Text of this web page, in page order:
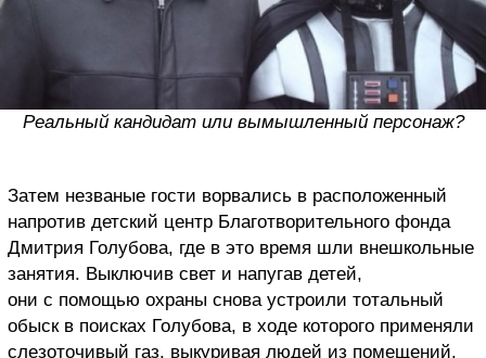
Реальный кандидат или вымышленный персонаж?
Затем незваные гости ворвались в расположенный
напротив детский центр Благотворительного фонда
Дмитрия Голубова, где в это время шли внешкольные
занятия. Выключив свет и напугав детей,
они с помощью охраны снова устроили тотальный
обыск в поисках Голубова, в ходе которого применяли
слезоточивый газ, выкуривая людей из помещений.